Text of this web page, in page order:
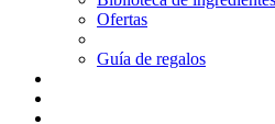
Ofertas
Guía de regalos